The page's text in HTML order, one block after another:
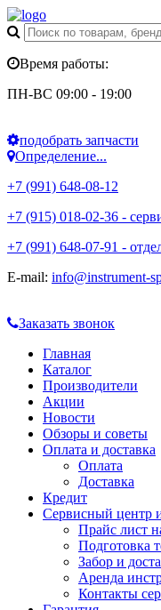
Время работы:
ПН-ВС 09:00 - 19:00
подобрать запчасти
Определение...
+7 (991) 648-08-12
+7 (915) 018-02-36 -
+7 (991) 648-07-91 -
E-mail: info@instrument-
Заказать звонок
Главная
Каталог
Производители
Акции
Новости
Обзоры и советы
Оплата и доставка
Оплата
Доставка
Кредит
Сервисный центр
Прайс лист
Подготовка
Забор и
Аренда
Контакты